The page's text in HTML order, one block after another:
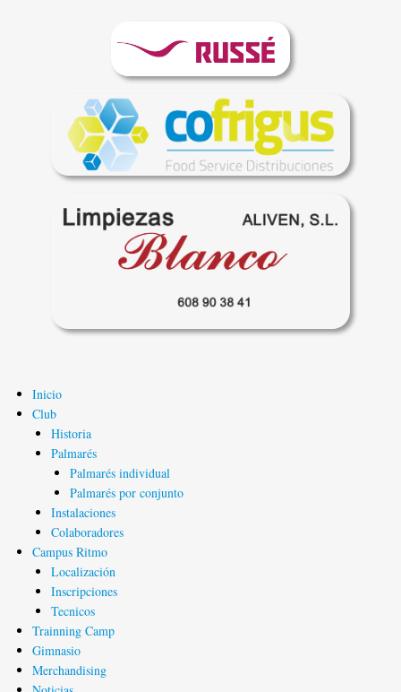
Navegación
principal
Inicio
Club
Historia
Palmarés
Palmarés individual
Palmarés por conjunto
Instalaciones
Colaboradores
Campus Ritmo
Localización
Inscripciones
Tecnicos
Trainning Camp
Gimnasio
Merchandising